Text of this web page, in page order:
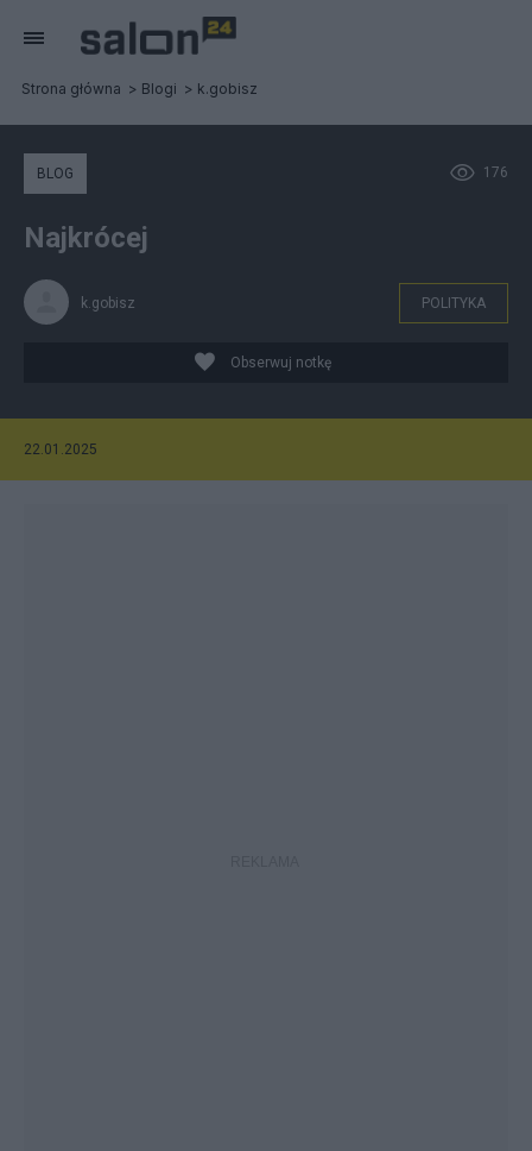
Strona główna Blogi k.gobisz
176
BLOG
Najkrócej
k.gobisz POLITYKA
Obserwuj notkę
22.01.2025